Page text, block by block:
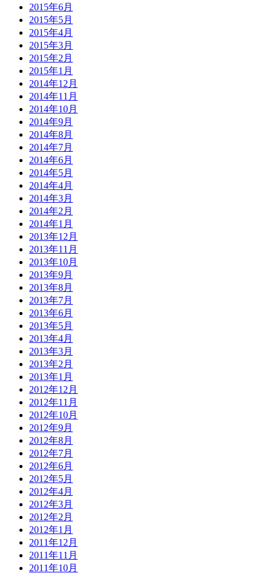
2015年6月
2015年5月
2015年4月
2015年3月
2015年2月
2015年1月
2014年12月
2014年11月
2014年10月
2014年9月
2014年8月
2014年7月
2014年6月
2014年5月
2014年4月
2014年3月
2014年2月
2014年1月
2013年12月
2013年11月
2013年10月
2013年9月
2013年8月
2013年7月
2013年6月
2013年5月
2013年4月
2013年3月
2013年2月
2013年1月
2012年12月
2012年11月
2012年10月
2012年9月
2012年8月
2012年7月
2012年6月
2012年5月
2012年4月
2012年3月
2012年2月
2012年1月
2011年12月
2011年11月
2011年10月